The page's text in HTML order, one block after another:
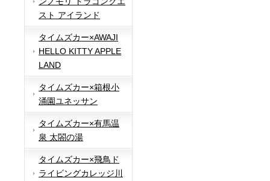
スト アイランド
タイムズカー×AWAJI
HELLO KITTY APPLE
LAND
タイムズカー×箱根小
涌園ユネッサン
タイムズカー×有馬温
泉 太閤の湯
タイムズカー×飛鳥ド
ライビングカレッジ川